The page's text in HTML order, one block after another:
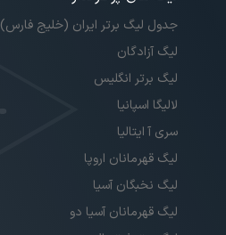
جدول لیگ برتر ایران (خلیج فارس)
لیگ آزادگان
لیگ برتر انگلیس
لالیگا اسپانیا
سری آ ایتالیا
لیگ قهرمانان اروپا
لیگ نخبگان آسیا
لیگ قهرمانان آسیا دو